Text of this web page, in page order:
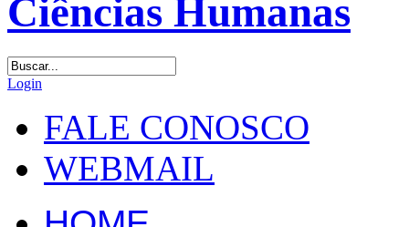
Login
FALE CONOSCO
WEBMAIL